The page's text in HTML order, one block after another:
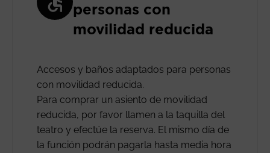
personas con
movilidad reducida
Accesos y baños adaptados para personas
con movilidad reducida.
Para comprar un asiento de movilidad
reducida, por favor llamen a la taquilla del
teatro y efectúe la reserva. El mismo día de
la función podrán pagarla hasta media hora